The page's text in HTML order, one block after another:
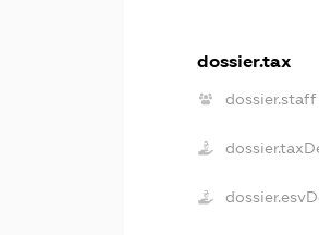
dossier.tax
dossier.staff